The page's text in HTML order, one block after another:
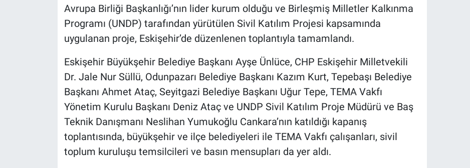
Avrupa Birliği Başkanlığı’nın lider kurum olduğu ve Birleşmiş Milletler Kalkınma
Programı (UNDP) tarafından yürütülen Sivil Katılım Projesi kapsamında
uygulanan proje, Eskişehir’de düzenlenen toplantıyla tamamlandı.
Eskişehir Büyükşehir Belediye Başkanı Ayşe Ünlüce, CHP Eskişehir Milletvekili
Dr. Jale Nur Süllü, Odunpazarı Belediye Başkanı Kazım Kurt, Tepebaşı Belediye
Başkanı Ahmet Ataç, Seyitgazi Belediye Başkanı Uğur Tepe, TEMA Vakfı
Yönetim Kurulu Başkanı Deniz Ataç ve UNDP Sivil Katılım Proje Müdürü ve Baş
Teknik Danışmanı Neslihan Yumukoğlu Cankara’nın katıldığı kapanış
toplantısında, büyükşehir ve ilçe belediyeleri ile TEMA Vakfı çalışanları, sivil
toplum kuruluşu temsilcileri ve basın mensupları da yer aldı.